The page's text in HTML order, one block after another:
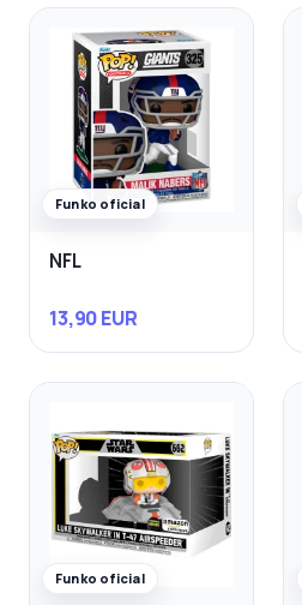
Funko oficial
NFL
13,90 EUR
Funko oficial